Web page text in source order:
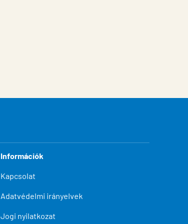
Információk
Kapcsolat
Adatvédelmi irányelvek
Jogi nyilatkozat